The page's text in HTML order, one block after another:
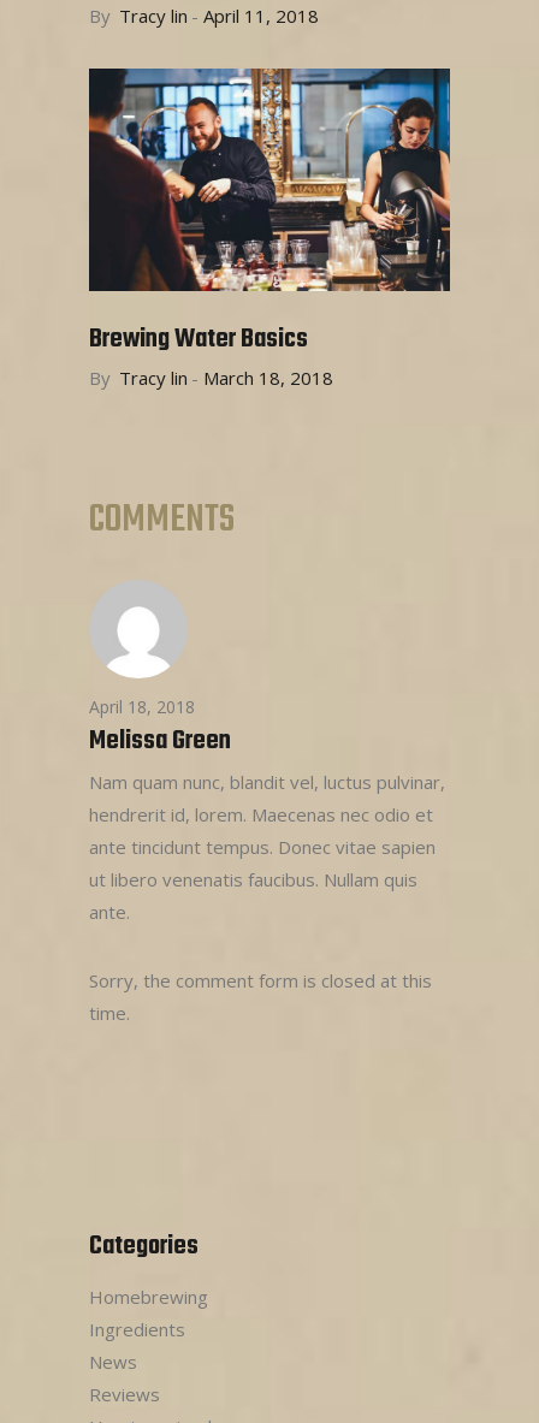
By Tracy lin April 11, 2018
Brewing Water Basics
By Tracy lin March 18, 2018
COMMENTS
April 18, 2018
Melissa Green
Nam quam nunc, blandit vel, luctus pulvinar,
hendrerit id, lorem. Maecenas nec odio et
ante tincidunt tempus. Donec vitae sapien
ut libero venenatis faucibus. Nullam quis
ante.
Sorry, the comment form is closed at this
time.
Categories
Homebrewing
Ingredients
News
Reviews